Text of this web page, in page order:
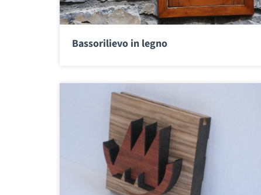
Bassorilievo in legno